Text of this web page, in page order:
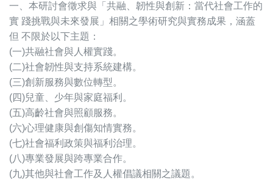
一、本研討會徵求與「共融、韌性與創新：當代社會工作的
實 踐挑戰與未來發展」相關之學術研究與實務成果，涵蓋
但 不限於以下主題：
(一)共融社會與人權實踐。
(二)社會韌性與支持系統建構。
(三)創新服務與數位轉型。
(四)兒童、少年與家庭福利。
(五)高齡社會與照顧服務。
(六)心理健康與創傷知情實務。
(七)社會福利政策與福利治理。
(八)專業發展與跨專業合作。
(九)其他與社會工作及人權倡議相關之議題。